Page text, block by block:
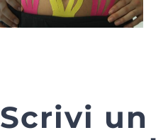
Scrivi un